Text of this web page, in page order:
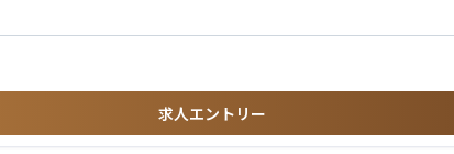
求人エントリー